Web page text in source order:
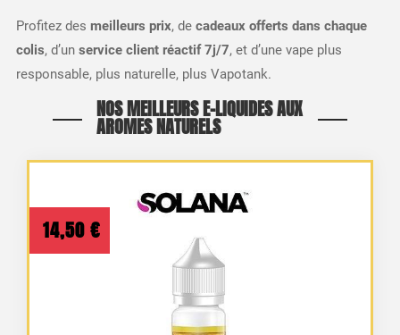
Profitez des meilleurs prix, de cadeaux offerts dans chaque
colis, d’un service client réactif 7j/7, et d’une vape plus
responsable, plus naturelle, plus Vapotank.
NOS MEILLEURS E-LIQUIDES AUX
AROMES NATURELS
14,50 €